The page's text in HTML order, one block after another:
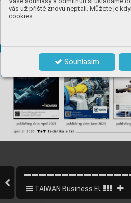
vás už příště znovu neptali. Můžete je
cookies
Souhlasím
TAIWAN Business.EU 2020 EN